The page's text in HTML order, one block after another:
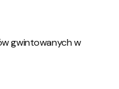
gwintowanych w